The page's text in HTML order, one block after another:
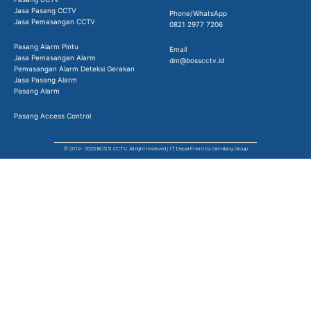
Jasa Pasang CCTV
Jasa Pemasangan CCTV
Pasang Alarm Pintu
Jasa Pemasangan Alarm
Pemasangan Alarm Deteksi Gerakan
Jasa Pasang Alarm
Pasang Alarm
Pasang Access Control
Phone/WhatsApp
0821 2977 7206
Email
dm@bosscctv.id
© 2019 - 2023 BOSS CCTV. All right reserved | IT Department by Gemilang Group